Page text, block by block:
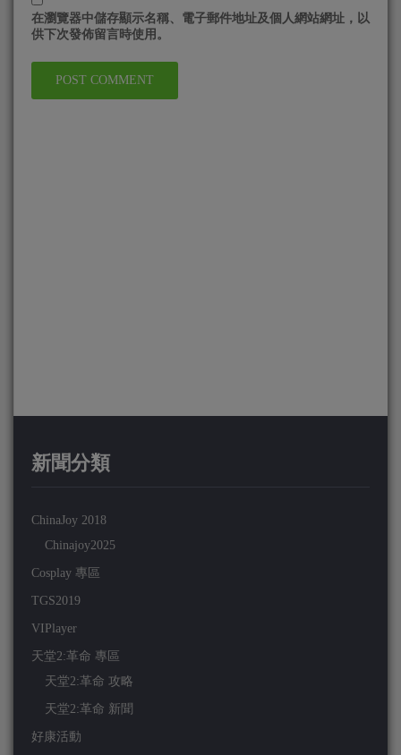
在瀏覽器中儲存顯示名稱、電子郵件地址及個人網站網址，以
供下次發佈留言時使用。
新聞分類
ChinaJoy 2018
Chinajoy2025
Cosplay 專區
TGS2019
VIPlayer
天堂2:革命 專區
天堂2:革命 攻略
天堂2:革命 新聞
好康活動